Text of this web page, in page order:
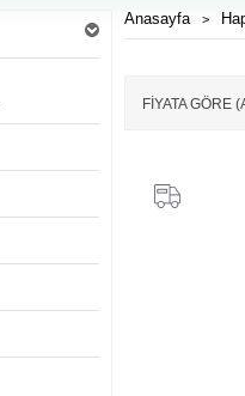
Anasayfa
FIYATA GÖRE